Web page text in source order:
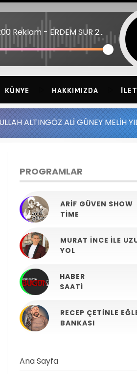
16:00 Reklam - ERDEM SUR 26 - CILVELIM
KÜNYE HAKKIMIZDA
ALİ GÜNEY MELİH YILMAZ
PROGRAMLAR
ARIF GÜVEN SHOW
TIME
MURAT İNCE ILE
YOL
HABER
SAATI
RECEP ÇETINLE
BANKASI
Ana Sayfa